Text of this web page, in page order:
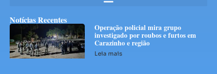
Notícias Recentes
Operação policial mira grupo
investigado por roubos e furtos em
Carazinho e região
Leia mais